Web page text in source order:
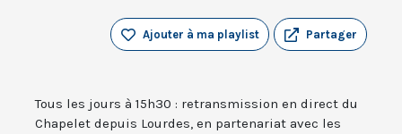
Partager
Ajouter à ma playlist
Tous les jours à 15h30 : retransmission en direct du
Chapelet depuis Lourdes, en partenariat avec les